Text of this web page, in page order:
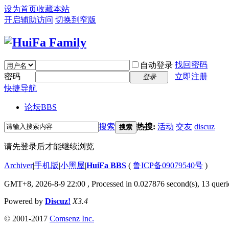
设为首页收藏本站
开启辅助访问 切换到窄版
自动登录 找回密码
密码
登录
立即注册
快捷导航
论坛BBS
搜索 搜索 热搜: 活动 交友 discuz
请先登录后才能继续浏览
Archiver|手机版|小黑屋|HuiFa BBS ( 鲁ICP备09079540号 )
GMT+8, 2026-8-9 22:00 , Processed in 0.027876 second(s), 13
Powered by Discuz! X3.4
© 2001-2017 Comsenz Inc.